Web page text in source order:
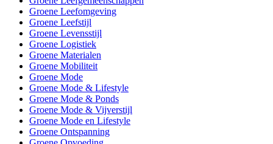
Groene Leefomgeving
Groene Leefstijl
Groene Levensstijl
Groene Logistiek
Groene Materialen
Groene Mobiliteit
Groene Mode
Groene Mode & Lifestyle
Groene Mode & Ponds
Groene Mode & Vijverstijl
Groene Mode en Lifestyle
Groene Ontspanning